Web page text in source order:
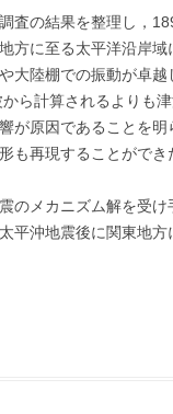
査の結果を整理し，
方に至る太平洋沿岸
大陸棚での振動が卓
ら計算されるよりも
原因であることを
も再現することができ
メカニズム解を受
沖地震後に関東地